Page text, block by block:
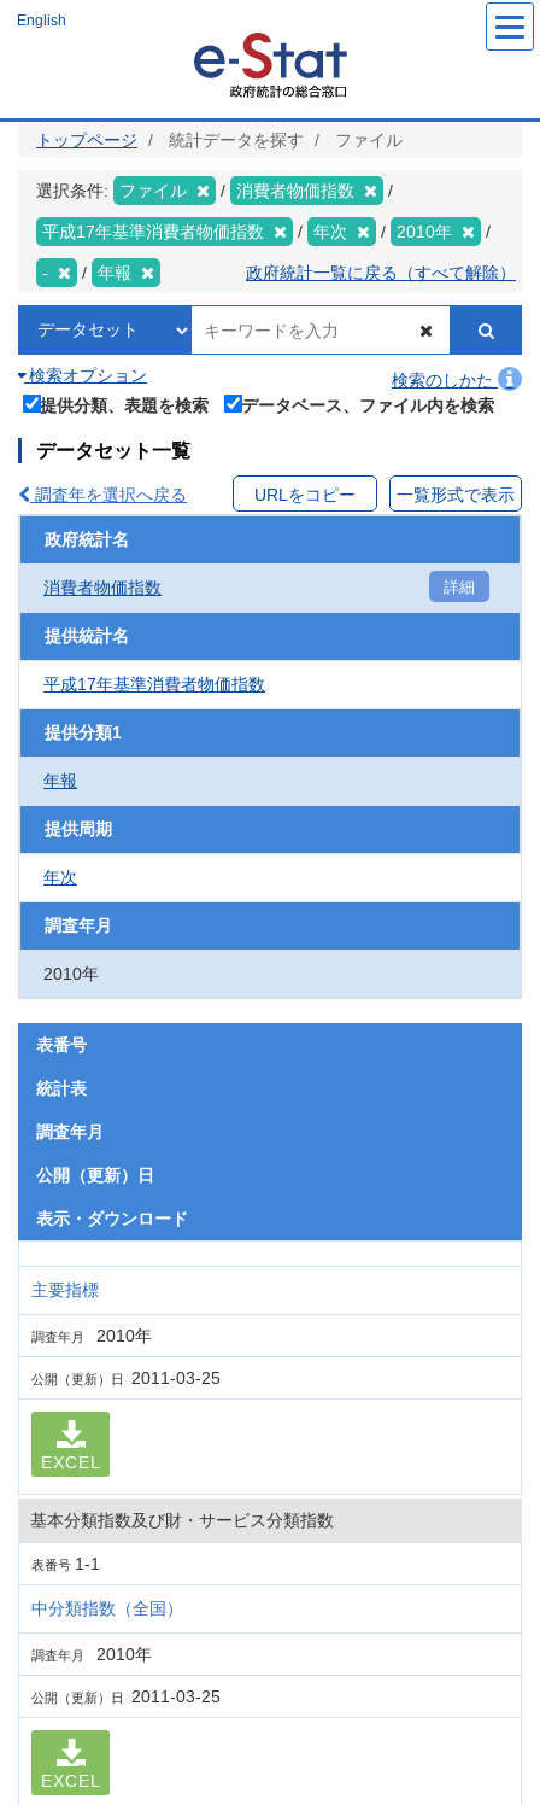
ツ
English
トップページ 統計データを探す ファイル
選択条件: ファイル 消費者物価指数
平成17年基準消費者物価指数 年次 2010年
- 年報 政府統計一覧に戻る（すべて解除）
検索オプション
検索のしかた
提供分類、表題を検索
データベース、ファイル内を検索
データセット一覧
調査年を選択へ戻る URLをコピー 一覧形式で表示
政府統計名
消費者物価指数 詳細
提供統計名
平成17年基準消費者物価指数
提供分類1
年報
提供周期
年次
調査年月
2010年
表番号
統計表
調査年月
公開（更新）日
表示・ダウンロード
主要指標
調査年月 2010年
公開（更新）日 2011-03-25
EXCEL
基本分類指数及び財・サービス分類指数
表番号 1-1
中分類指数（全国）
調査年月 2010年
公開（更新）日 2011-03-25
EXCEL